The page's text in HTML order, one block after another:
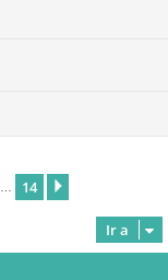
14
Ir a